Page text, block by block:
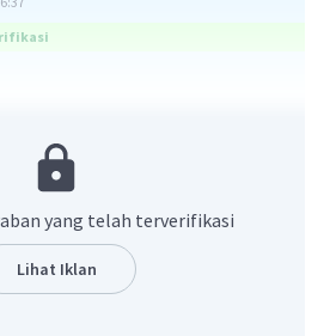
yang telah terverifikasi
Lihat Iklan